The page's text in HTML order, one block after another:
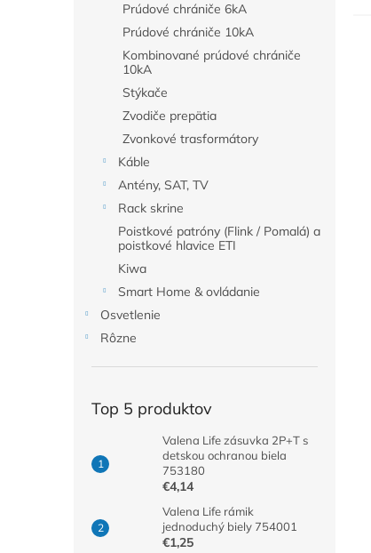
Prúdové chrániče 6kA
Prúdové chrániče 10kA
Kombinované prúdové chrániče
10kA
Stýkače
Zvodiče prepätia
Zvonkové trasformátory
Káble
Antény, SAT, TV
Rack skrine
Poistkové patróny (Flink / Pomalá) a
poistkové hlavice ETI
Kiwa
Smart Home & ovládanie
Osvetlenie
Rôzne
Top 5 produktov
Valena Life zásuvka 2P+T s
detskou ochranou biela
753180
€4,14
Valena Life rámik
jednoduchý biely 754001
€1,25